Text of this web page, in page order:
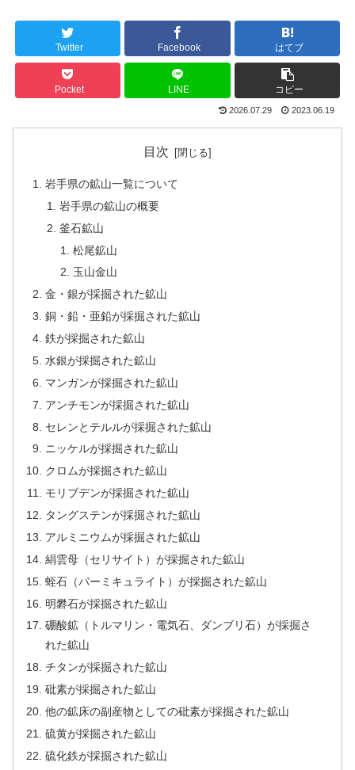
Twitter Facebook はてブ
Pocket LINE コピー
2026.07.29 2023.06.19
目次
岩手県の鉱山一覧について
岩手県の鉱山の概要
釜石鉱山
松尾鉱山
玉山金山
金・銀が採掘された鉱山
銅・鉛・亜鉛が採掘された鉱山
鉄が採掘された鉱山
水銀が採掘された鉱山
マンガンが採掘された鉱山
アンチモンが採掘された鉱山
セレンとテルルが採掘された鉱山
ニッケルが採掘された鉱山
クロムが採掘された鉱山
モリブデンが採掘された鉱山
タングステンが採掘された鉱山
アルミニウムが採掘された鉱山
絹雲母（セリサイト）が採掘された鉱山
蛭石（バーミキュライト）が採掘された鉱山
明礬石が採掘された鉱山
硼酸鉱（トルマリン・電気石、ダンブリ石）が採掘さ
れた鉱山
チタンが採掘された鉱山
砒素が採掘された鉱山
他の鉱床の副産物としての砒素が採掘された鉱山
硫黄が採掘された鉱山
硫化鉄が採掘された鉱山